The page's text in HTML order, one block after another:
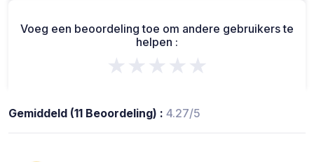
Voeg een beoordeling toe om andere gebruikers te
helpen :
★★★★★
Gemiddeld (11 Beoordeling) : 4.27/5